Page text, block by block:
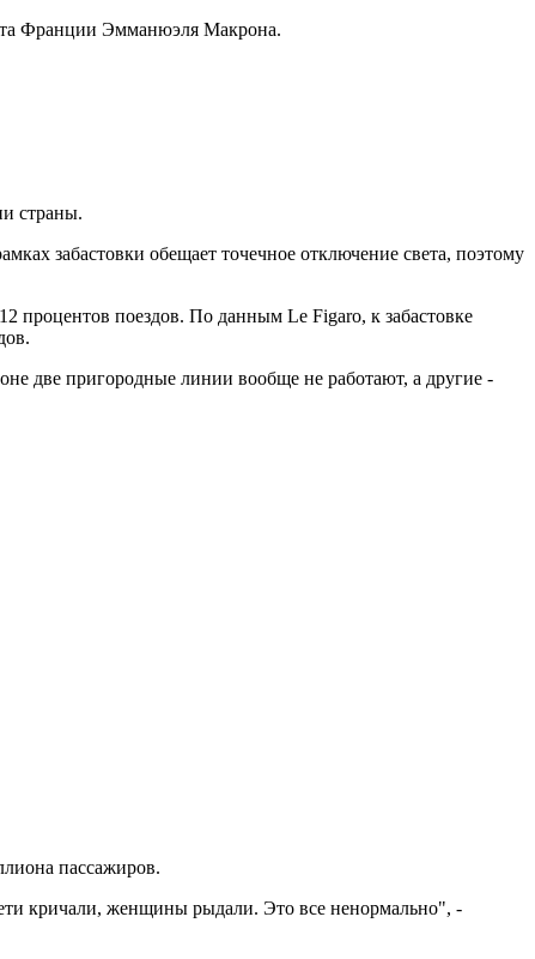
Франции Эмманюэля Макрона.
страны.
забастовки обещает точечное отключение света, поэтому
процентов поездов. По данным Le Figaro, к забастовке
две пригородные линии вообще не работают, а другие -
пассажиров.
кричали, женщины рыдали. Это все ненормально", -